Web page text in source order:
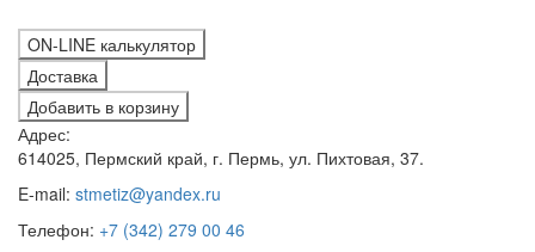
ON-LINE калькулятор
Доставка
Добавить в корзину
Адрес:
614025, Пермский край, г. Пермь, ул. Пихтовая, 37.
E-mail: stmetiz@yandex.ru
Телефон: +7 (342) 279 00 46